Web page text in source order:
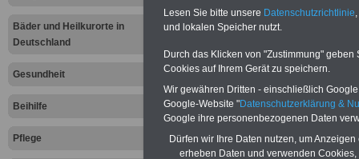
Bäder und Heilkurorte in
Deutschland
Gesundheit
Beihilfe
Pflege
Lesen Sie bitte unsere Datenschutzrichtlinie
und lokalen Speicher nutzt.
Durch das Klicken von "Zustimmung"
Cookies auf Ihrem Gerät zu speichern.
Wir gewähren Dritten - einschließlich
Google-Website "Datenschutzerklärung &
Google ihre personenbezogenen Daten
Dürfen wir Ihre Daten nutzen, um
erheben Daten und verwenden